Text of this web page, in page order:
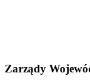
Zarządy